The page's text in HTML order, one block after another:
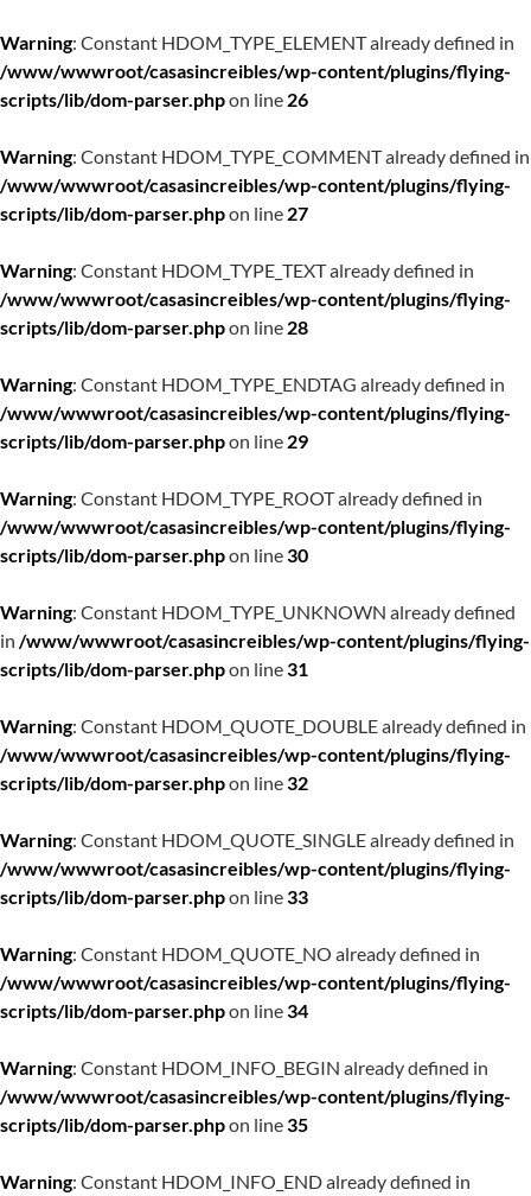
Warning: Constant HDOM_TYPE_ELEMENT already defined in
/www/wwwroot/casasincreibles/wp-content/plugins/flying-
scripts/lib/dom-parser.phpon line 26
Warning: Constant HDOM_TYPE_COMMENT already defined in
/www/wwwroot/casasincreibles/wp-content/plugins/flying-
scripts/lib/dom-parser.phpon line 27
Warning: Constant HDOM_TYPE_TEXT already defined in
/www/wwwroot/casasincreibles/wp-content/plugins/flying-
scripts/lib/dom-parser.phpon line 28
Warning: Constant HDOM_TYPE_ENDTAG already defined in
/www/wwwroot/casasincreibles/wp-content/plugins/flying-
scripts/lib/dom-parser.phpon line 29
Warning: Constant HDOM_TYPE_ROOT already defined in
/www/wwwroot/casasincreibles/wp-content/plugins/flying-
scripts/lib/dom-parser.phpon line30
Warning: Constant HDOM_TYPE_UNKNOWN already defined
in /www/wwwroot/casasincreibles/wp-content/plugins/flying-
scripts/lib/dom-parser.phpon line31
Warning: Constant HDOM_QUOTE_DOUBLE already defined in
/www/wwwroot/casasincreibles/wp-content/plugins/flying-
scripts/lib/dom-parser.phpon line32
Warning: Constant HDOM_QUOTE_SINGLE already defined in
/www/wwwroot/casasincreibles/wp-content/plugins/flying-
scripts/lib/dom-parser.phpon line33
Warning: Constant HDOM_QUOTE_NO already defined in
/www/wwwroot/casasincreibles/wp-content/plugins/flying-
scripts/lib/dom-parser.phpon line34
Warning: Constant HDOM_INFO_BEGIN already defined in
/www/wwwroot/casasincreibles/wp-content/plugins/flying-
scripts/lib/dom-parser.phpon line35
Warning: Constant HDOM_INFO_END already defined in